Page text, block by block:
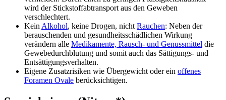
wird der Stickstoffabtransport aus den Geweben
verschlechtert.
Kein Alkohol, keine Drogen, nicht Rauchen: Neben der
berauschenden und gesundheitsschädlichen Wirkung
verändern alle Medikamente, Rausch- und Genussmittel die
Gewebedurchblutung und somit auch das Sättigungs- und
Entsättigungsverhalten.
Eigene Zusatzrisiken wie Übergewicht oder ein offenes
Foramen Ovale berücksichtigen.